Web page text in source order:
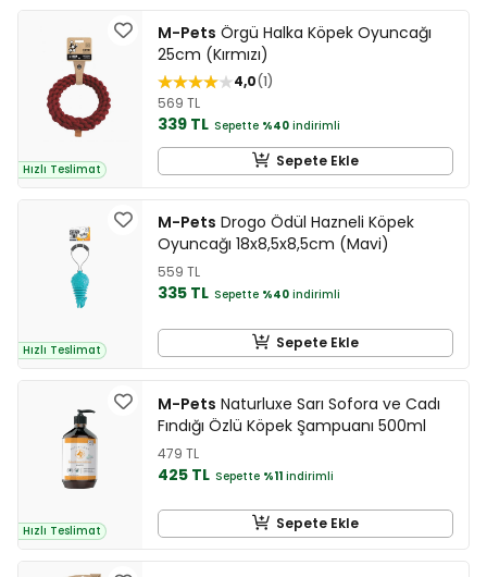
Hızlı Teslimat
M-Pets Örgü Halka Köpek Oyuncağı
25cm (Kırmızı)
4,0 1
569 TL
339 TL Sepette %40 indirimli
Sepete Ekle
Hızlı Teslimat
M-Pets Drogo Ödül Hazneli Köpek
Oyuncağı 18x8,5x8,5cm (Mavi)
559 TL
335 TL Sepette %40 indirimli
Sepete Ekle
Hızlı Teslimat
M-Pets Naturluxe Sarı Sofora ve Cadı
Fındığı Özlü Köpek Şampuanı 500ml
479 TL
425 TL Sepette %11 indirimli
Sepete Ekle